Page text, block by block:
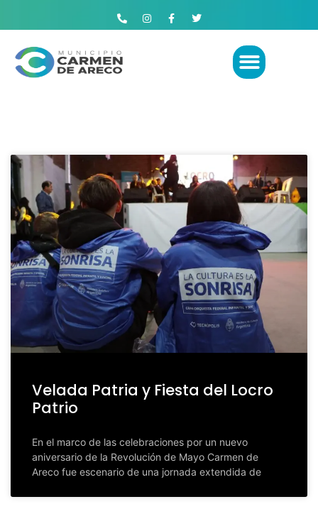
Velada Patria y Fiesta del Locro
Patrio
En el marco de las celebraciones por un nuevo
aniversario de la Revolución de Mayo Carmen de
Areco fue escenario de una jornada extendida de